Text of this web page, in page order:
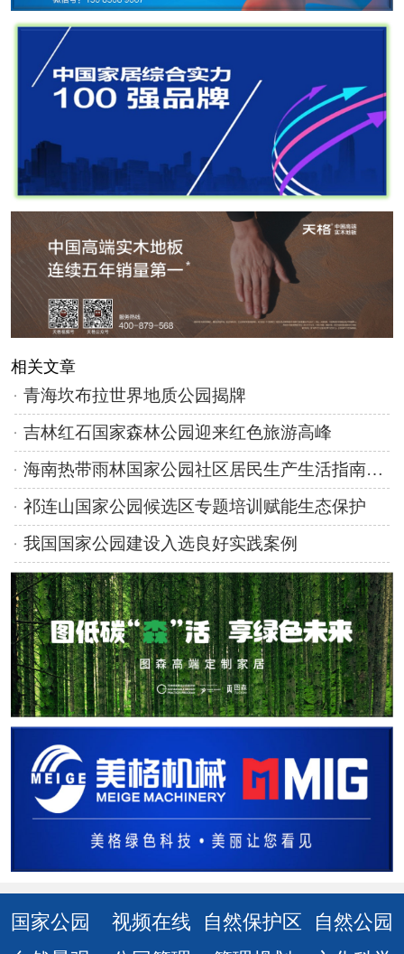
相关文章
青海坎布拉世界地质公园揭牌
吉林红石国家森林公园迎来红色旅游高峰
海南热带雨林国家公园社区居民生产生活指南发布
祁连山国家公园候选区专题培训赋能生态保护
我国国家公园建设入选良好实践案例
国家公园 视频在线 自然保护区
自然公园